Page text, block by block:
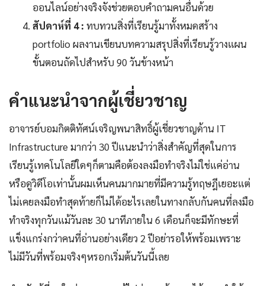
ออนไลน์อย่างจริงจังช่วยตอบคำถามคนอื่นด้วย
สัปดาห์ที่ 4 : ทบทวนสิ่งที่เรียนรู้มาทั้งหมดสร้าง
portfolio ผลงานเขียนบทความสรุปสิ่งที่เรียนรู้วางแผน
ขั้นตอนถัดไปสำหรับ 90 วันข้างหน้า
คำแนะนำจากผู้เชี่ยวชาญ
อาจารย์บอมกิตติทัศน์เจริญพนาสิทธิ์ผู้เชี่ยวชาญด้าน IT
Infrastructure มากว่า 30 ปีแนะนำว่าสิ่งสำคัญที่สุดในการ
เรียนรู้เทคโนโลยีใดๆก็ตามคือต้องลงมือทำจริงไม่ใช่แค่อ่าน
หรือดูวิดีโอเท่านั้นผมเห็นคนมากมายที่มีความรู้ทฤษฎีเยอะแต่
ไม่เคยลงมือทำสุดท้ายก็ไม่ได้อะไรเลยในทางกลับกันคนที่ลงมือ
ทำจริงทุกวันแม้วันละ 30 นาทีภายใน 6 เดือนก็จะมีทักษะที่
แข็งแกร่งกว่าคนที่อ่านอย่างเดียว 2 ปีอย่ารอให้พร้อมเพราะ
ไม่มีวันที่พร้อมจริงๆหรอกเริ่มต้นวันนี้เลย